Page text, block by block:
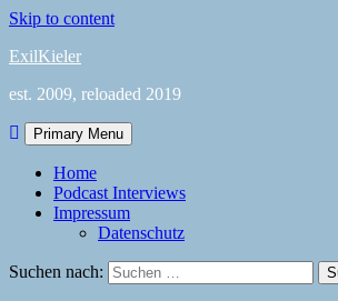
Skip to content
ExilKieler
est. 2009, reloaded 2019
Primary Menu
Home
Podcast Interviews
Impressum
Datenschutz
Suchen nach: